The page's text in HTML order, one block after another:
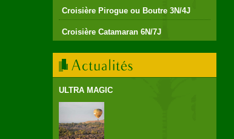
Croisière Pirogue ou Boutre 3N/4J
Croisière Catamaran 6N/7J
ULTRA MAGIC